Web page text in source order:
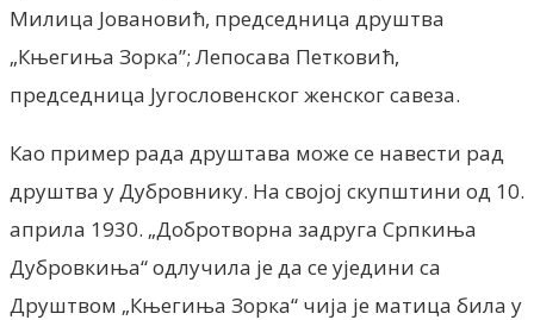
Милица Јовановић, председница друштва
„Књегиња Зорка”; Лепосава Петковић,
председница Југословенског женског савеза.
Као пример рада друштава може се навести рад
друштва у Дубровнику. На своjоj скупштини од 10.
априла 1930. „Добротворна задруга Српкиња
Дубровкиња“ одлучила jе да се уjедини са
Друштвом „Књегиња Зорка“ чиjа jе матица била у